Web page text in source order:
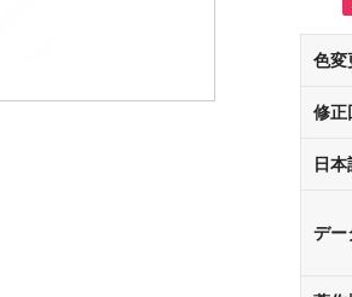
色変
修正
日
デー